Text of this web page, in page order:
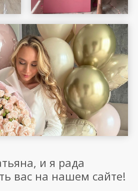
и я рада
вас на нашем сайте!